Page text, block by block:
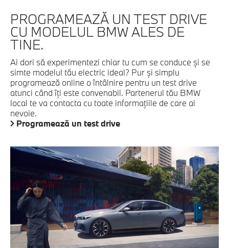
PROGRAMEAZĂ UN TEST DRIVE
CU MODELUL BMW ALES DE
TINE.
Ai dori să experimentezi chiar tu cum se conduce şi se
simte modelul tău electric ideal? Pur şi simplu
programează online o întâlnire pentru un test drive
atunci când îţi este convenabil. Partenerul tău BMW
local te va contacta cu toate informaţiile de care ai
nevoie.
Programează un test drive